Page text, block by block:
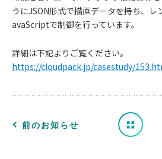
うにJSON形式で描画データを持ち、
avaScriptで制御を行っています。
詳細は下記よりご覧ください。
https://cloudpack.jp/casestudy/
前のお知らせ
ら
せ
一